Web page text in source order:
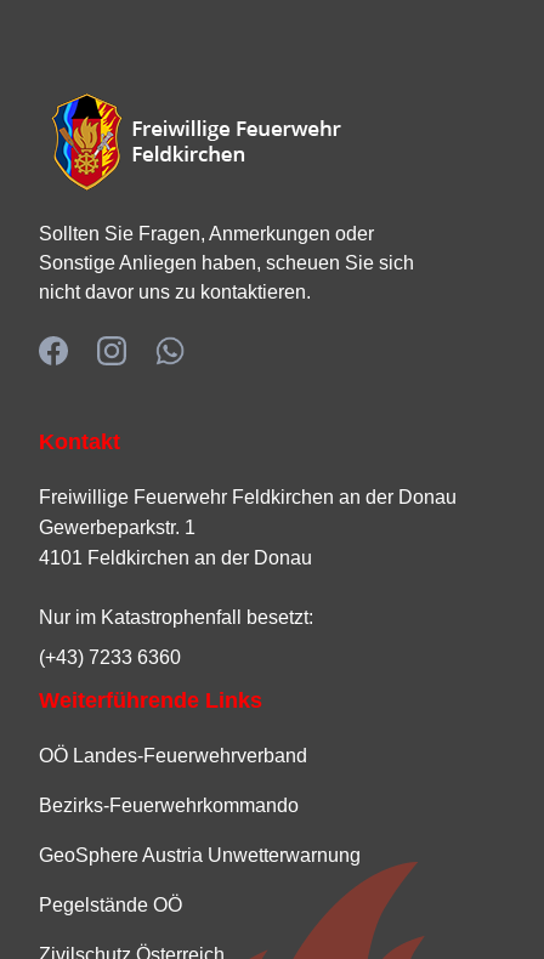
Sollten Sie Fragen, Anmerkungen oder
Sonstige Anliegen haben, scheuen Sie sich
nicht davor uns zu kontaktieren.
Kontakt
Freiwillige Feuerwehr Feldkirchen an der Donau
Gewerbeparkstr. 1
4101 Feldkirchen an der Donau
Nur im Katastrophenfall besetzt:
(+43) 7233 6360
Weiterführende Links
OÖ Landes-Feuerwehrverband
Bezirks-Feuerwehrkommando
GeoSphere Austria Unwetterwarnung
Pegelstände OÖ
Zivilschutz Österreich